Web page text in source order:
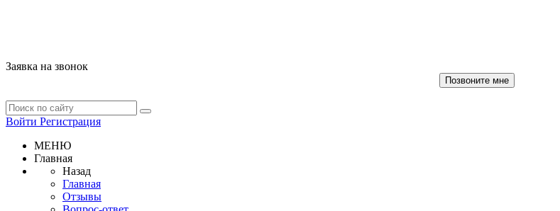
Заявка на звонок
Позвоните мне
Войти Регистрация
МЕНЮ
Главная
Назад
Главная
Отзывы